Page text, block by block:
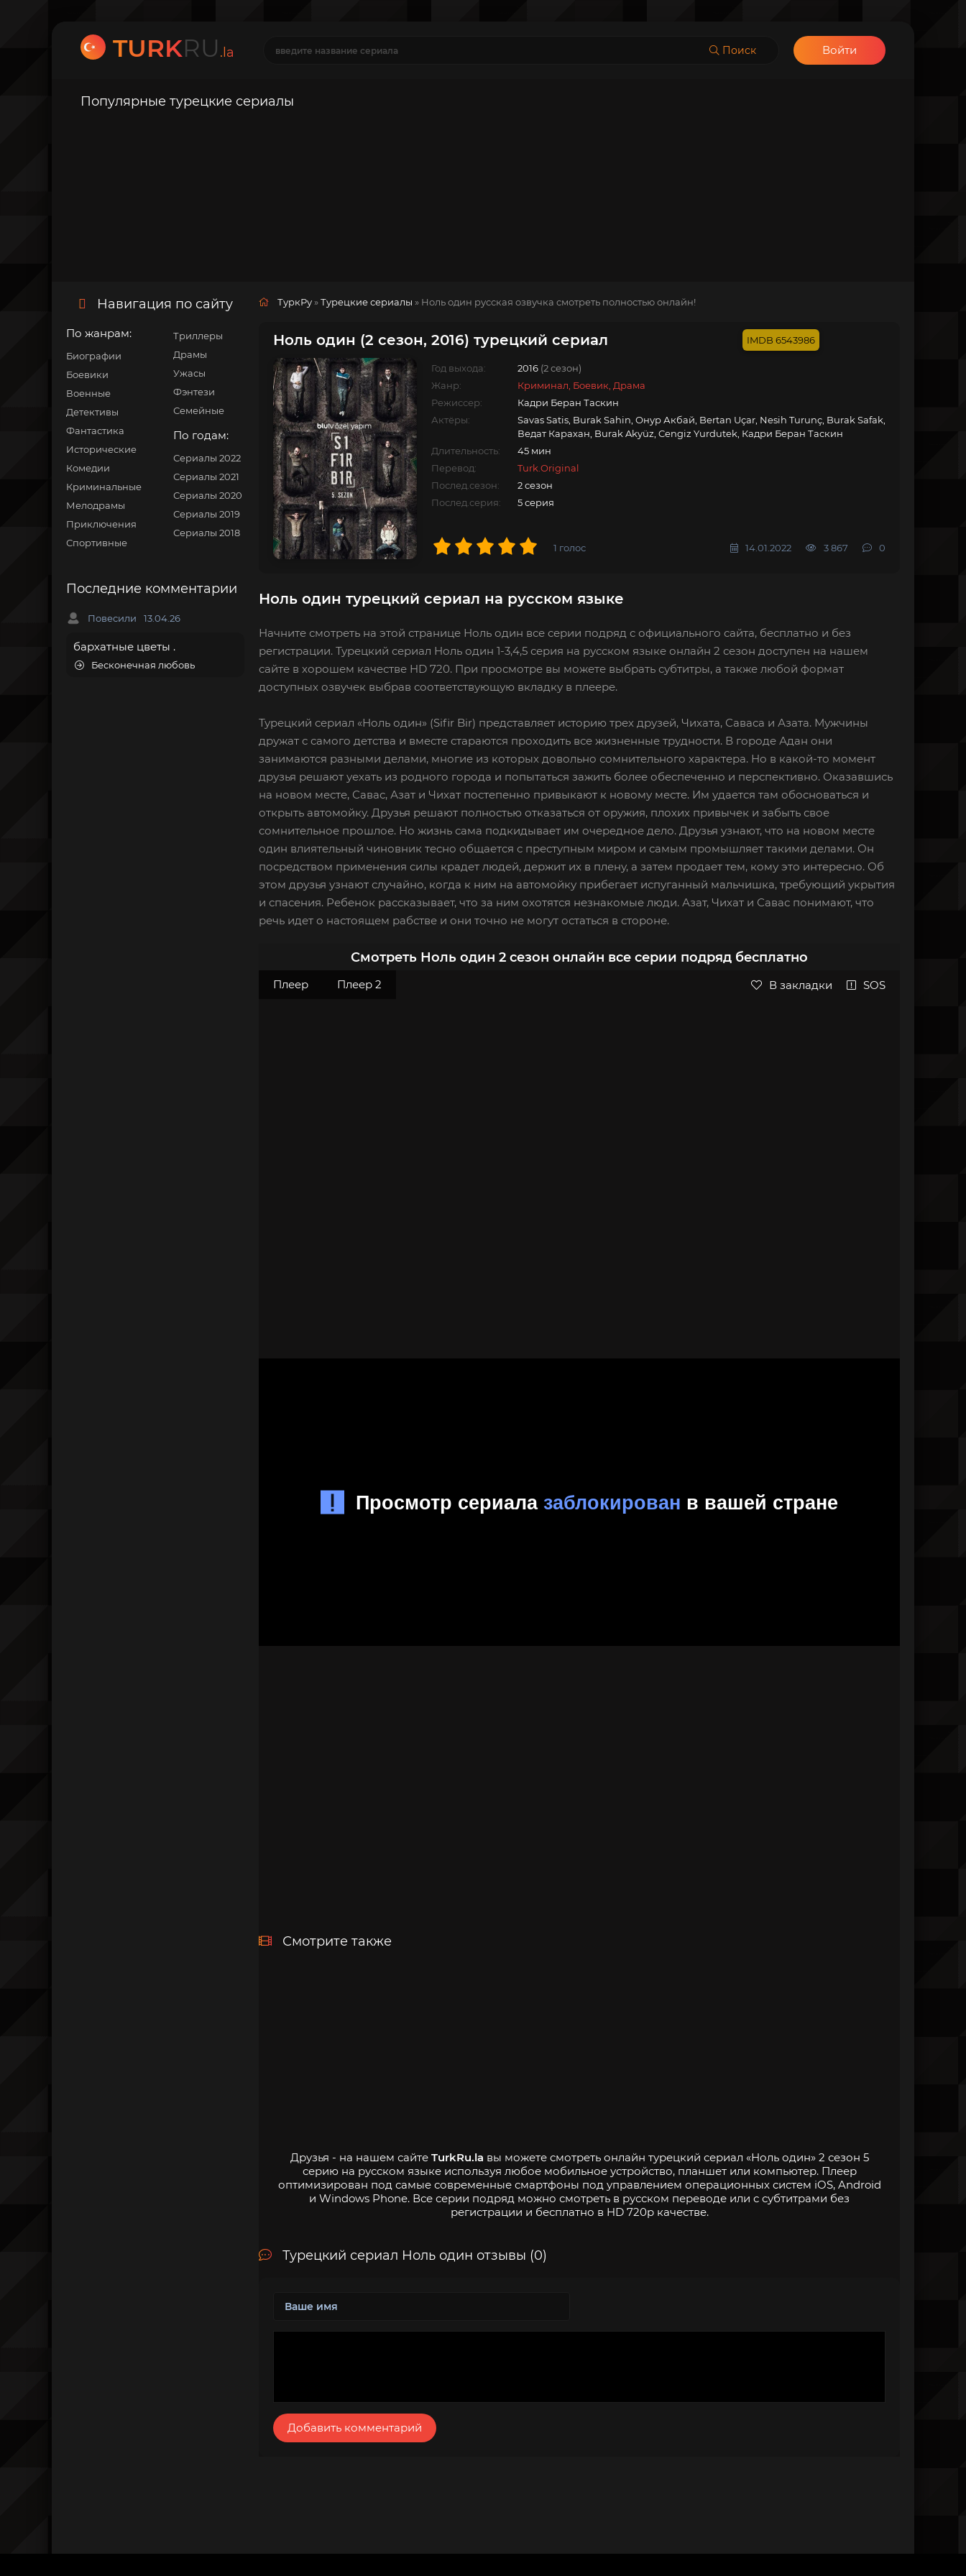
TURKRU .la Поиск Войти
Популярные турецкие сериалы
Навигация по сайту
По жанрам:
Биографии
Боевики
Военные
Детективы
Фантастика
Исторические
Комедии
Криминальные
Мелодрамы
Приключения
Спортивные
Триллеры
Драмы
Ужасы
Фэнтези
Семейные
По годам:
Сериалы 2022
Сериалы 2021
Сериалы 2020
Сериалы 2019
Сериалы 2018
Последние комментарии
Повесили 13.04.26
бархатные цветы .
Бесконечная любовь
ТуркРу »Турецкие сериалы » Ноль один русская озвучка смотреть полностью онлайн!
Ноль один (2 сезон, 2016) турецкий сериал 6543986
Год выхода: 2016 (2 сезон)
Жанр:
Криминал, Боевик, Драма
Режиссер:
Кадри Беран Таскин
Актёры:
Savas Satis, Burak Sahin, Онур Акбай, Bertan Uçar, Nesih Turunç, Burak Safak,
Ведат Карахан, Burak Akyüz, Cengiz Yurdutek, Кадри Беран Таскин
Длительность:
45 мин
Перевод:
Turk.Original
Послед.сезон:
2 сезон
Послед.серия:
5 серия
1 голос 14.01.2022 3 867 0
Ноль один турецкий сериал на русском языке
Начните смотреть на этой странице Ноль один все серии подряд с официального сайта, бесплатно и без
регистрации. Турецкий сериал Ноль один 1-3,4,5 серия на русском языке онлайн 2 сезон доступен на нашем
сайте в хорошем качестве HD 720. При просмотре вы можете выбрать субтитры, а также любой формат
доступных озвучек выбрав соответствующую вкладку в плеере.
Турецкий сериал «Ноль один» (Sifir Bir) представляет историю трех друзей, Чихата, Саваса и Азата. Мужчины
дружат с самого детства и вместе стараются проходить все жизненные трудности. В городе Адан они
занимаются разными делами, многие из которых довольно сомнительного характера. Но в какой-то момент
друзья решают уехать из родного города и попытаться зажить более обеспеченно и перспективно. Оказавшись
на новом месте, Савас, Азат и Чихат постепенно привыкают к новому месте. Им удается там обосноваться и
открыть автомойку. Друзья решают полностью отказаться от оружия, плохих привычек и забыть свое
сомнительное прошлое. Но жизнь сама подкидывает им очередное дело. Друзья узнают, что на новом месте
один влиятельный чиновник тесно общается с преступным миром и самым промышляет такими делами. Он
посредством применения силы крадет людей, держит их в плену, а затем продает тем, кому это интересно. Об
этом друзья узнают случайно, когда к ним на автомойку прибегает испуганный мальчишка, требующий укрытия
и спасения. Ребенок рассказывает, что за ним охотятся незнакомые люди. Азат, Чихат и Савас понимают, что
речь идет о настоящем рабстве и они точно не могут остаться в стороне.
Смотреть Ноль один 2 сезон онлайн все серии подряд бесплатно
Плеер Плеер 2 В закладки SOS
Смотрите также
Друзья - на нашем сайте TurkRu.la вы можете смотреть онлайн турецкий сериал «Ноль один» 2 сезон 5
серию на русском языке используя любое мобильное устройство, планшет или компьютер. Плеер
оптимизирован под самые современные смартфоны под управлением операционных систем iOS, Android
и Windows Phone. Все серии подряд можно смотреть в русском переводе или с субтитрами без
регистрации и бесплатно в HD 720p качестве.
Турецкий сериал Ноль один отзывы (0)
Добавить комментарий